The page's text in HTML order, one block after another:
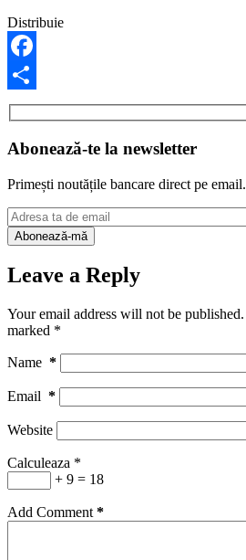
Distribuie
Facebook
Share
Abonează-te la newsletter
Primești noutățile bancare direct pe email.
Leave a Reply
Your email address will not be published.
marked *
Name *
Email *
Website
Calculeaza *
+ 9 = 18
Add Comment *